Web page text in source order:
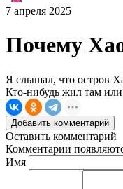
7 апреля 2025
Почему
Я слышал, что остров
Кто-нибудь жил там
Добавить комментарий
Оставить комментарий
Комментарии
Имя